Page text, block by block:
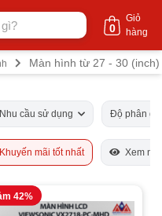
Giỏ
hàng
0
Màn hình từ 27 - 30 (inch)
Nhu cầu sử dụng Độ phân
Khuyến mãi tốt nhất Xem
42%